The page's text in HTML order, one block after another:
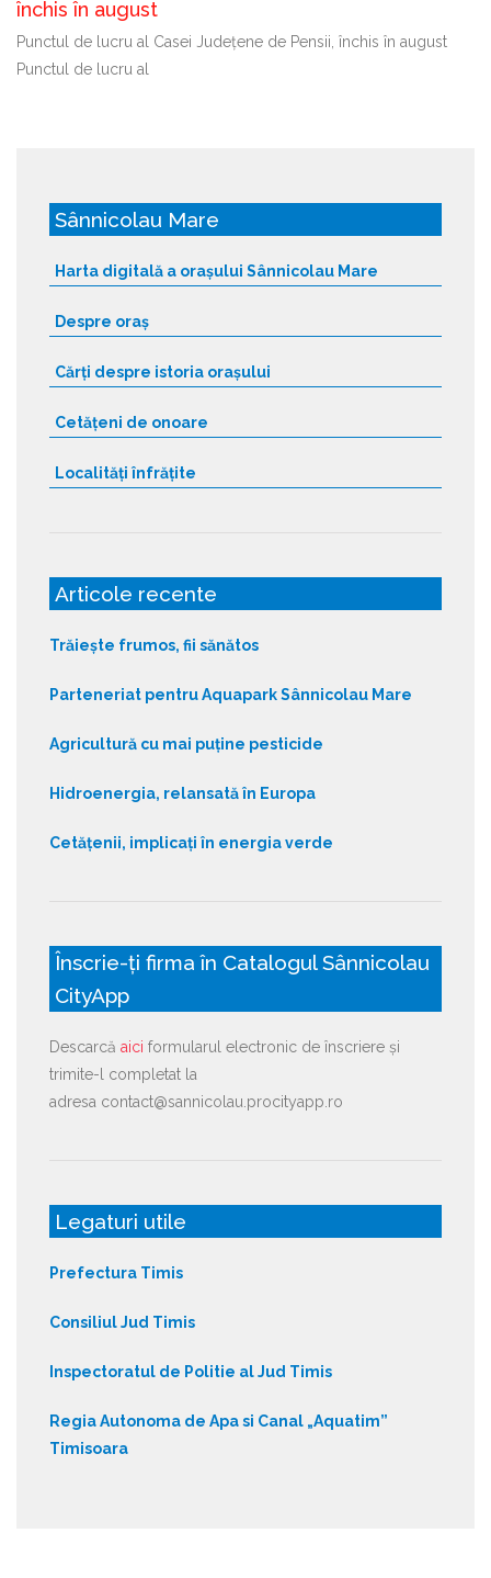
închis în august
Punctul de lucru al Casei Județene de Pensii, închis în august
Punctul de lucru al
Sânnicolau Mare
Harta digitală a orașului Sânnicolau Mare
Despre oraș
Cărți despre istoria orașului
Cetățeni de onoare
Localități înfrățite
Articole recente
Trăiește frumos, fii sănătos
Parteneriat pentru Aquapark Sânnicolau Mare
Agricultură cu mai puține pesticide
Hidroenergia, relansată în Europa
Cetățenii, implicați în energia verde
Înscrie-ți firma în Catalogul Sânnicolau
CityApp
Descarcă aici formularul electronic de înscriere și
trimite-l completat la
adresa contact@sannicolau.procityapp.ro
Legaturi utile
Prefectura Timis
Consiliul Jud Timis
Inspectoratul de Politie al Jud Timis
Regia Autonoma de Apa si Canal „Aquatim”
Timisoara